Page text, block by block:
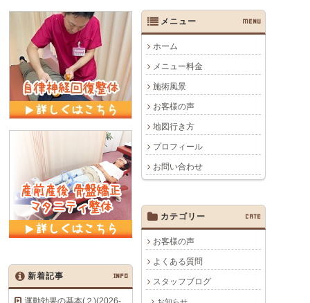
メニュー MENU
ホーム
メニュー料金
施術風景
お客様の声
地図行き方
プロフィール
お問い合わせ
カテゴリー CATE
お客様の声
よくある質問
スタッフブログ
新着記事 INFO
運動効果の基本(２)(2026-